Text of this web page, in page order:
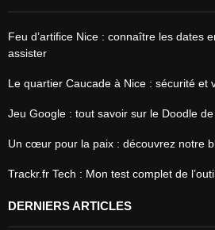
Feu d’artifice Nice : connaître les dates
assister
Le quartier Caucade à Nice : sécurité et
Jeu Google : tout savoir sur le Doodle
Un cœur pour la paix : découvrez notre
Trackr.fr Tech : Mon test complet de
DERNIERS ARTICLES